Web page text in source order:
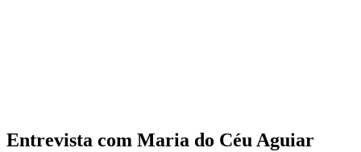
Entrevista com Maria do Céu Aguiar